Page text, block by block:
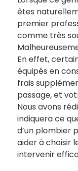
êtes
premier
comme très
En effet,
équipés en
frais
passage, et
Nous avons
indiquera ce
d’un plombier
aider à choisir
intervenir